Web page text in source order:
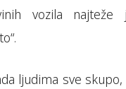
vozila najteže
ljudima sve